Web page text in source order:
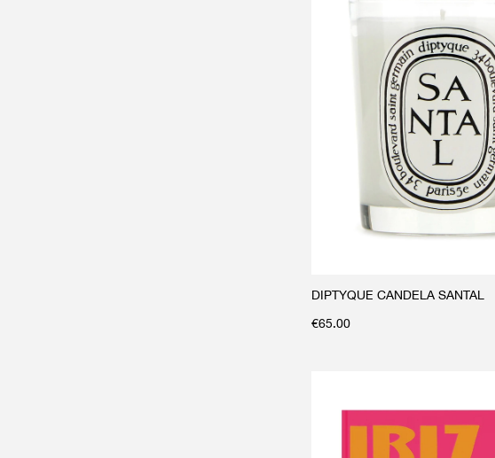
DIPTYQUE CANDELA SANTAL
€65.00